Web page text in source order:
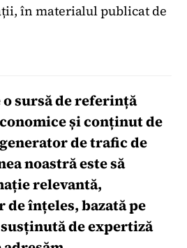
în materialul publicat de
o sursă de referință
și conținut de
de trafic de
noastră este să
relevantă,
de înțeles, bazată pe
de expertiză